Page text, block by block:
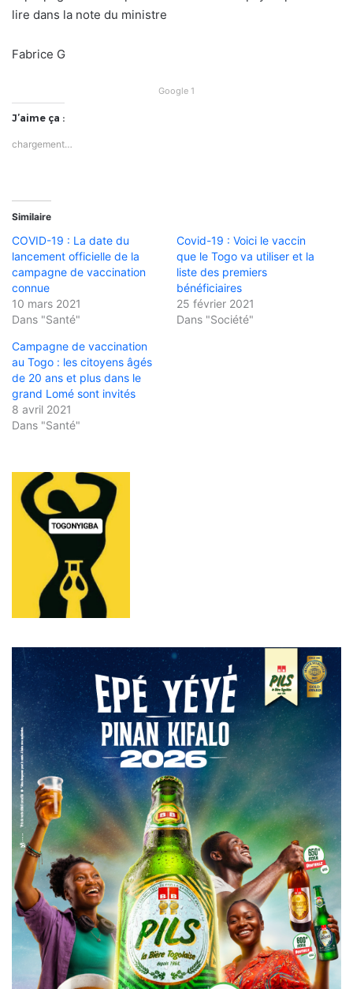
lire dans la note du ministre
Fabrice G
Google 1
J’aime ça :
chargement…
Similaire
COVID-19 : La date du
lancement officielle de la
campagne de vaccination
connue
10 mars 2021
Dans "Santé"
Covid-19 : Voici le vaccin
que le Togo va utiliser et la
liste des premiers
bénéficiaires
25 février 2021
Dans "Société"
Campagne de vaccination
au Togo : les citoyens âgés
de 20 ans et plus dans le
grand Lomé sont invités
8 avril 2021
Dans "Santé"